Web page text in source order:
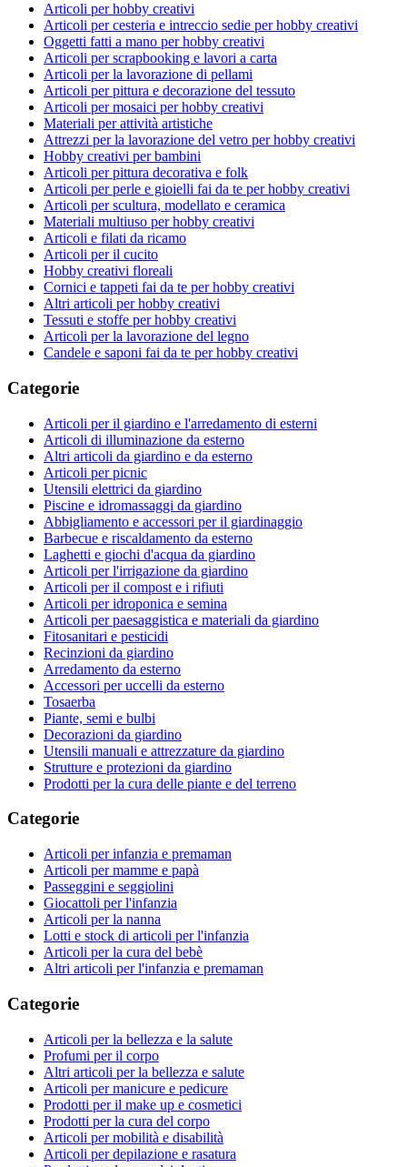
Articoli per hobby creativi
Articoli per cesteria e intreccio sedie per hobby creativi
Oggetti fatti a mano per hobby creativi
Articoli per scrapbooking e lavori a carta
Articoli per la lavorazione di pellami
Articoli per pittura e decorazione del tessuto
Articoli per mosaici per hobby creativi
Materiali per attività artistiche
Attrezzi per la lavorazione del vetro per hobby creativi
Hobby creativi per bambini
Articoli per pittura decorativa e folk
Articoli per perle e gioielli fai da te per hobby creativi
Articoli per scultura, modellato e ceramica
Materiali multiuso per hobby creativi
Articoli e filati da ricamo
Articoli per il cucito
Hobby creativi floreali
Cornici e tappeti fai da te per hobby creativi
Altri articoli per hobby creativi
Tessuti e stoffe per hobby creativi
Articoli per la lavorazione del legno
Candele e saponi fai da te per hobby creativi
Categorie
Articoli per il giardino e l'arredamento di esterni
Articoli di illuminazione da esterno
Altri articoli da giardino e da esterno
Articoli per picnic
Utensili elettrici da giardino
Piscine e idromassaggi da giardino
Abbigliamento e accessori per il giardinaggio
Barbecue e riscaldamento da esterno
Laghetti e giochi d'acqua da giardino
Articoli per l'irrigazione da giardino
Articoli per il compost e i rifiuti
Articoli per idroponica e semina
Articoli per paesaggistica e materiali da giardino
Fitosanitari e pesticidi
Recinzioni da giardino
Arredamento da esterno
Accessori per uccelli da esterno
Tosaerba
Piante, semi e bulbi
Decorazioni da giardino
Utensili manuali e attrezzature da giardino
Strutture e protezioni da giardino
Prodotti per la cura delle piante e del terreno
Categorie
Articoli per infanzia e premaman
Articoli per mamme e papà
Passeggini e seggiolini
Giocattoli per l'infanzia
Articoli per la nanna
Lotti e stock di articoli per l'infanzia
Articoli per la cura del bebè
Altri articoli per l'infanzia e premaman
Categorie
Articoli per la bellezza e la salute
Profumi per il corpo
Altri articoli per la bellezza e salute
Articoli per manicure e pedicure
Prodotti per il make up e cosmetici
Prodotti per la cura del corpo
Articoli per mobilità e disabilità
Articoli per depilazione e rasatura